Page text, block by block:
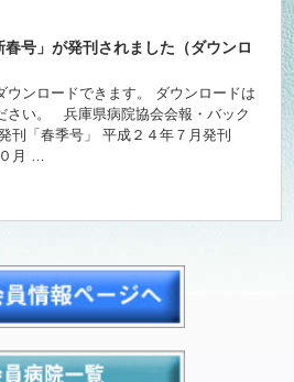
号」が発刊されました（ダウンロ
ウンロードできます。 ダウンロードは
さい。 兵庫県病院協会会報・バック
刊「春季号」 平成２４年７月発刊
０月 …